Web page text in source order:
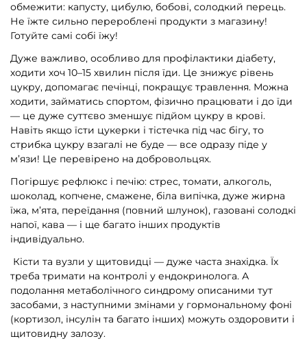
обмежити: капусту, цибулю, бобові, солодкий перець.
Не їжте сильно перероблені продукти з магазину!
Готуйте самі собі їжу!
Дуже важливо, особливо для профілактики діабету,
ходити хоч 10–15 хвилин після їди. Це знижує рівень
цукру, допомагає печінці, покращує травлення. Можна
ходити, займатись спортом, фізично працювати і до їди
— це дуже суттєво зменшує підйом цукру в крові.
Навіть якщо їсти цукерки і тістечка під час бігу, то
стрибка цукру взагалі не буде — все одразу піде у
м’язи! Це перевірено на добровольцях.
Погіршує рефлюкс і печію: стрес, томати, алкоголь,
шоколад, копчене, смажене, біла випічка, дуже жирна
їжа, м’ята, переїдання (повний шлунок), газовані солодкі
напої, кава — і ще багато інших продуктів
індивідуально.
Кісти та вузли у щитовидці — дуже часта знахідка. Їх
треба тримати на контролі у ендокринолога. А
подолання метаболічного синдрому описаними тут
засобами, з наступними змінами у гормональному фоні
(кортизол, інсулін та багато інших) можуть оздоровити і
щитовидну залозу.